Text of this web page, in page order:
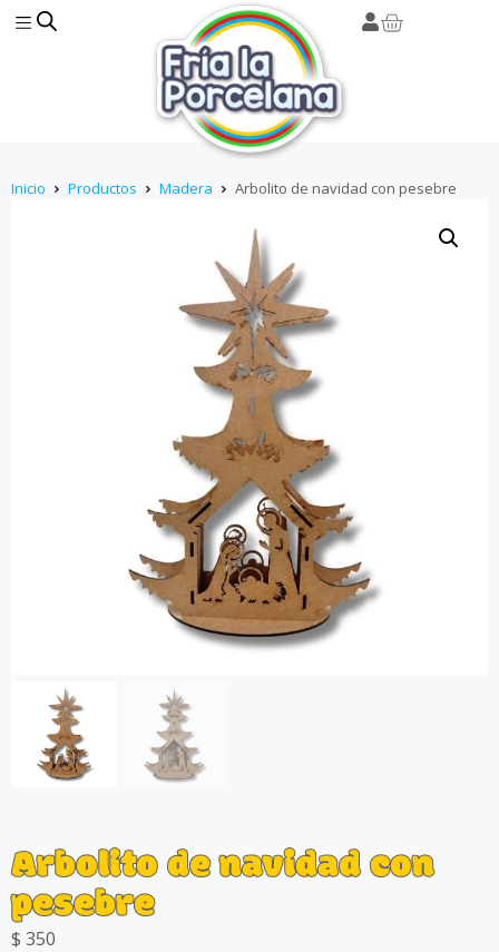
Inicio Productos Madera Arbolito de navidad con pesebre
Arbolito de navidad con
pesebre
$ 350